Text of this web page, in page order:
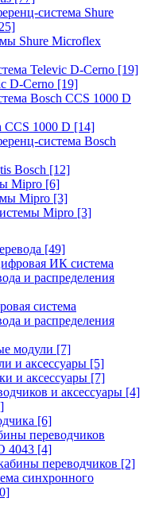
система Shure
Shure Microflex
Televic D-Cerno [19]
D-Cerno [19]
Bosch CCS 1000 D
CCS 1000 D [14]
система Bosch
Bosch [12]
Mipro [6]
Mipro [3]
Mipro [3]
[49]
ИК система
и распределения
система
и распределения
модули [7]
и аксессуары [5]
и аксессуары [7]
и аксессуары [4]
[6]
переводчиков
4043 [4]
переводчиков [2]
синхронного